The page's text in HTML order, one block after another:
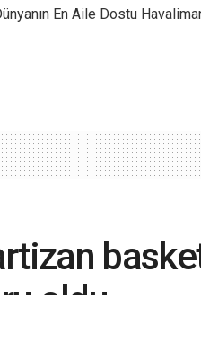
En Aile Dostu
oldu